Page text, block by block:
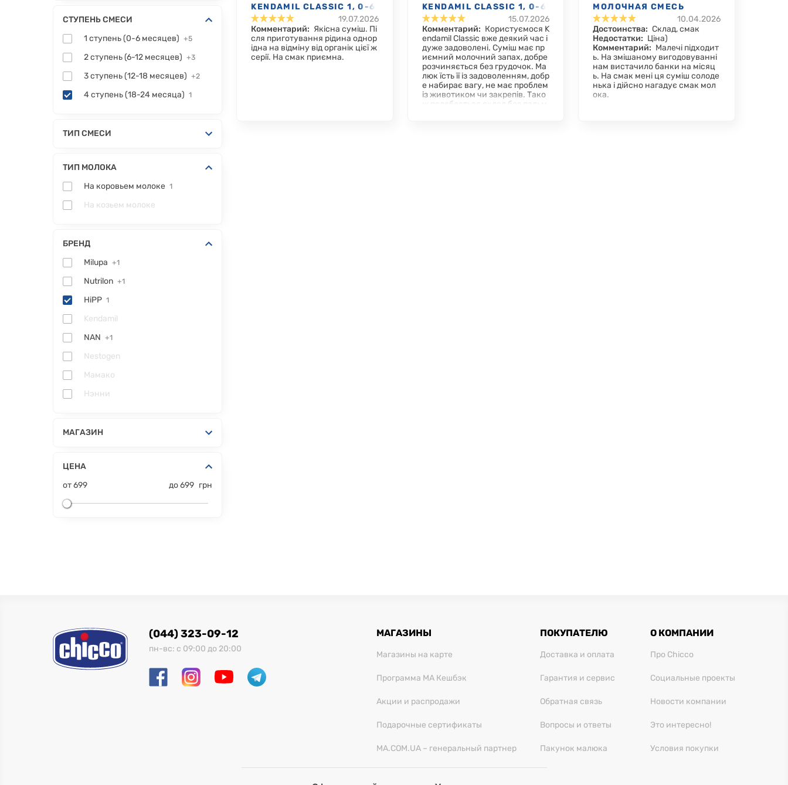
СТУПЕНЬ СМЕСИ
1 ступень (0-6 месяцев) +5
2 ступень (6-12 месяцев) +3
3 ступень (12-18 месяцев) +2
4 ступень (18-24 месяца) 1
ТИП СМЕСИ
ТИП МОЛОКА
На коровьем молоке 1
На козьем молоке
БРЕНД
Milupa +1
Nutrilon +1
HiPP 1
Kendamil
NAN +1
Nestogen
Мамако
Нэнни
МАГАЗИН
ЦЕНА
от699 до 699 грн
KENDAMIL CLASSIC 1, 0-6
МЕС., 800 Г
19.07.2026
Комментарий: Якісна суміш. Пі
сля приготування рідина однор
ідна на відміну від органік цієї ж
серії. На смак приємна.
KENDAMIL CLASSIC 1, 0-6
МЕС., 800 Г
15.07.2026
Комментарий: Користуємося K
endamil Classic вже деякий час і
дуже задоволені. Суміш має пр
иємний молочний запах, добре
розчиняється без грудочок. Ма
люк їсть її із задоволенням, добр
е набирає вагу, не має проблем
із животиком чи закрепів. Тако
ж подобається склад без пальм
МОЛОЧНАЯ СМЕСЬ
KENDAMIL ORGANIC 1, 0-6
МЕС., 800 Г
10.04.2026
Достоинства: Склад, смак
Недостатки: Ціна)
Комментарий: Малечі підходит
ь. На змішаному вигодовуванні
нам вистачило банки на місяц
ь. На смак мені ця суміш солоде
нька і дійсно нагадує смак мол
ока.
(044) 323-09-12
пн-вс: с 09:00 до 20:00
МАГАЗИНЫ
Магазины на карте
Программа МА Кешбэк
Акции и распродажи
Подарочные сертификаты
MA.COM.UA – генеральный партнер
ПОКУПАТЕЛЮ
Доставка и оплата
Гарантия и сервис
Обратная связь
Вопросы и ответы
Пакунок малюка
О КОМПАНИИ
Про Chicco
Социальные проекты
Новости компании
Это интересно!
Условия покупки